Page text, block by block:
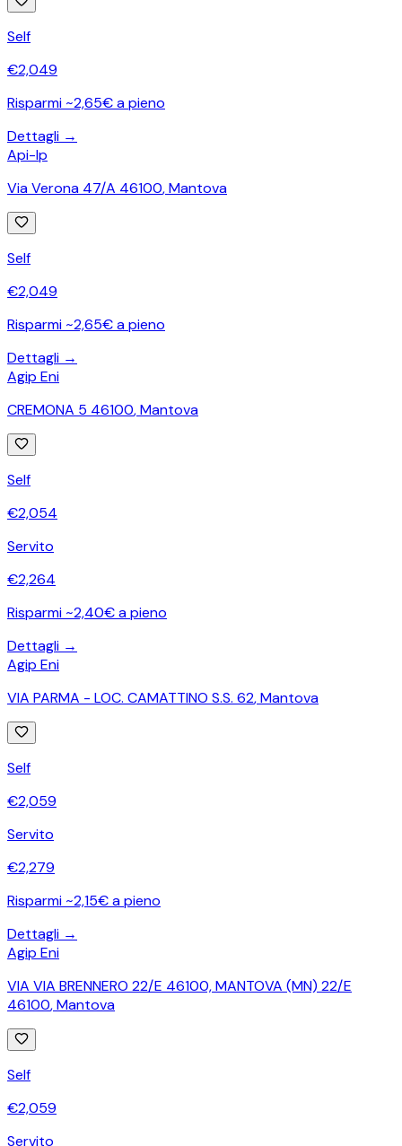
Self
€2,049
Risparmi ~2,65€ a pieno
Dettagli →
Api-Ip
Via Verona 47/A 46100,Mantova
Self
€2,049
Risparmi ~2,65€ a pieno
Dettagli →
Agip Eni
CREMONA 5 46100,Mantova
Self
€2,054
Servito
€2,264
Risparmi ~2,40€ a pieno
Dettagli →
Agip Eni
VIA PARMA - LOC. CAMATTINO S.S. 62,Mantova
Self
€2,059
Servito
€2,279
Risparmi ~2,15€ a pieno
Dettagli →
Agip Eni
VIA VIA BRENNERO 22/E 46100, MANTOVA (MN) 22/E
46100,Mantova
Self
€2,059
Servito